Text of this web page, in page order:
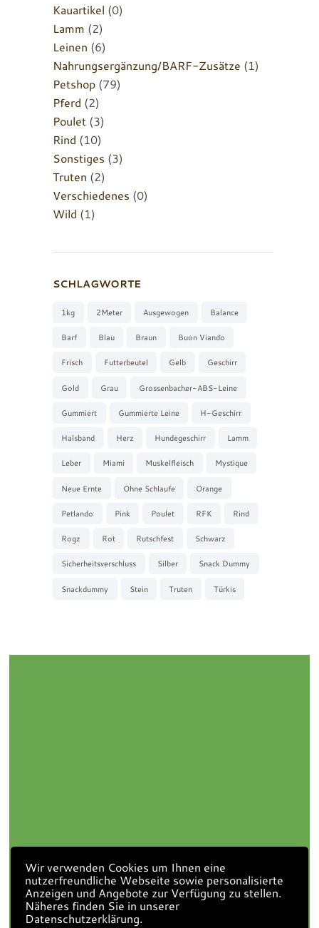
Wir verwenden Cookies um Ihnen eine
nutzerfreundliche Webseite sowie personalisierte
Anzeigen und Angebote zur Verfügung zu stellen.
Näheres finden Sie in unserer
Datenschutzerklärung.
Kauartikel (0)
Lamm (2)
Leinen (6)
Nahrungsergänzung/BARF-Zusätze (1)
Petshop (79)
Pferd (2)
Poulet (3)
Rind (10)
Sonstiges (3)
Truten (2)
Verschiedenes (0)
Wild (1)
SCHLAGWORTE
1kg 2Meter Ausgewogen Balance
Barf Blau Braun Buon Viando
Frisch Futterbeutel Gelb Geschirr
Gold Grau Grossenbacher-ABS-Leine
Gummiert Gummierte Leine H-Geschirr
Halsband Herz Hundegeschirr Lamm
Leber Miami Muskelfleisch Mystique
Neue Ernte Ohne Schlaufe Orange
Petlando Pink Poulet RFK Rind
Rogz Rot Rutschfest Schwarz
Sicherheitsverschluss Silber Snack Dummy
Snackdummy Stein Truten Türkis